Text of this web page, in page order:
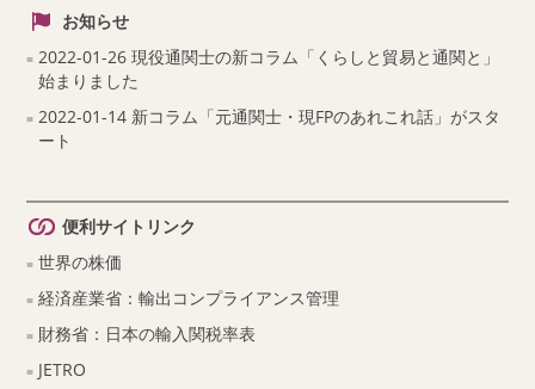
お知らせ
2022-01-26 現役通関士の新コラム「くらしと貿易と通関と」
始まりました
2022-01-14 新コラム「元通関士・現FPのあれこれ話」がスタ
ート
便利サイトリンク
世界の株価
経済産業省：輸出コンプライアンス管理
財務省：日本の輸入関税率表
JETRO